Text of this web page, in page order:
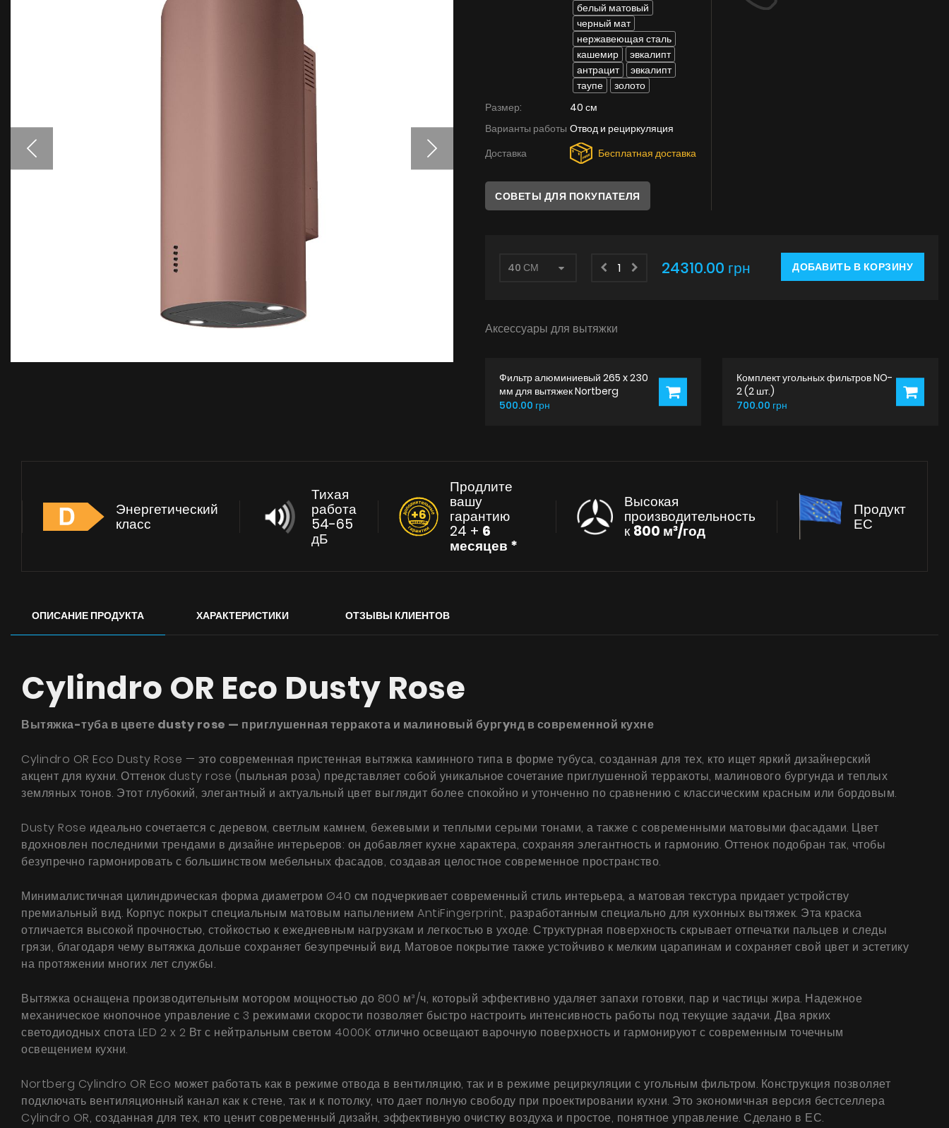
Продукты
белый матовый
черный мат
нержавеющая сталь
кашемир
эвкалипт
антрацит
эвкалипт
таупе
золото
Размер:
40 см
Варианты работы Отвод и рециркуляция
Доставка
Бесплатная доставка
СОВЕТЫ ДЛЯ ПОКУПАТЕЛЯ
24310.00 грн ДОБАВИТЬ В КОРЗИНУ
Аксессуары для вытяжки
Фильтр алюминиевый 265 x 230
мм для вытяжек Nortberg
500.00 грн
Комплект угольных фильтров NO-
2 (2 шт.)
700.00 грн
Энергетический
класс
Тихая
работа
54-65
дБ
Продлите
вашу
гарантию
24 + 6
месяцев *
Высокая
производительность
к800 м³/год
Продукт
ЕС
ОПИСАНИЕ ПРОДУКТА ХАРАКТЕРИСТИКИ ОТЗЫВЫ КЛИЕНТОВ
Cylindro OR Eco Dusty Rose
Вытяжка-туба в цвете dusty rose — приглушенная терракота и малиновый бургyнд в современной кухне
Cylindro OR Eco Dusty Rose — это современная пристенная вытяжка каминного типа в форме тубуса, созданная для тех, кто ищет яркий дизайнерский
акцент для кухни. Оттенок dusty rose (пыльная роза) представляет собой уникальное сочетание приглушенной терракоты, малинового бургунда и теплых
земляных тонов. Этот глубокий, элегантный и актуальный цвет выглядит более спокойно и утонченно по сравнению с классическим красным или бордовым.
Dusty Rose идеально сочетается с деревом, светлым камнем, бежевыми и теплыми серыми тонами, а также с современными матовыми фасадами. Цвет
вдохновлен последними трендами в дизайне интерьеров: он добавляет кухне характера, сохраняя элегантность и гармонию. Оттенок подобран так, чтобы
безупречно гармонировать с большинством мебельных фасадов, создавая целостное современное пространство.
Минималистичная цилиндрическая форма диаметром Ø40 см подчеркивает современный стиль интерьера, а матовая текстура придает устройству
премиальный вид. Корпус покрыт специальным матовым напылением AntiFingerprint, разработанным специально для кухонных вытяжек. Эта краска
отличается высокой прочностью, стойкостью к ежедневным нагрузкам и легкостью в уходе. Структурная поверхность скрывает отпечатки пальцев и следы
грязи, благодаря чему вытяжка дольше сохраняет безупречный вид. Матовое покрытие также устойчиво к мелким царапинам и сохраняет свой цвет и эстетику
на протяжении многих лет службы.
Вытяжка оснащена производительным мотором мощностью до 800 м³/ч, который эффективно удаляет запахи готовки, пар и частицы жира. Надежное
механическое кнопочное управление с 3 режимами скорости позволяет быстро настроить интенсивность работы под текущие задачи. Два ярких
светодиодных спота LED 2 x 2 Вт с нейтральным светом 4000K отлично освещают варочную поверхность и гармонируют с современным точечным
освещением кухни.
Nortberg Cylindro OR Eco может работать как в режиме отвода в вентиляцию, так и в режиме рециркуляции с угольным фильтром. Конструкция позволяет
подключать вентиляционный канал как к стене, так и к потолку, что дает полную свободу при проектировании кухни. Это экономичная версия бестселлера
Cylindro OR, созданная для тех, кто ценит современный дизайн, эффективную очистку воздуха и простое, понятное управление. Сделано в ЕС.